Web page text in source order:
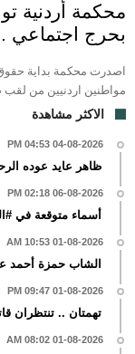
محكمة أردنية
بحرج اجتماعي
اصدرت محكمة بداية
مواطنين اردنيين من
الاكثر مشاهدة
04-08-2026 04:53 PM
ظاهر عايد عوده
06-08-2026 02:18 PM
أسماء متوقعة في
01-08-2026 10:53 AM
الشاب حمزة أحمد
01-08-2026 09:47 PM
تهمتان .. تنتظران
01-08-2026 08:02 AM